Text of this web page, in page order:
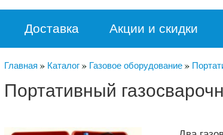
Доставка Акции и скидки
Главная Каталог Газовое оборудование
Портативный